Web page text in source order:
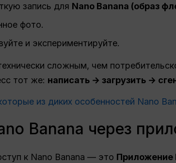
запись для Nano Banana (образ
фото.
и экспериментируйте.
сложным, чем
тот же: написать → загрузить →
из диких особенностей Nano
Banana через
к Nano Banana — это Приложение